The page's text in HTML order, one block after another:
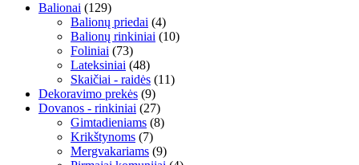
Balionai (129)
Balionų priedai (4)
Balionų rinkiniai (10)
Foliniai (73)
Lateksiniai (48)
Skaičiai - raidės (11)
Dekoravimo prekės (9)
Dovanos - rinkiniai (27)
Gimtadieniams (8)
Krikštynoms (7)
Mergvakariams (9)